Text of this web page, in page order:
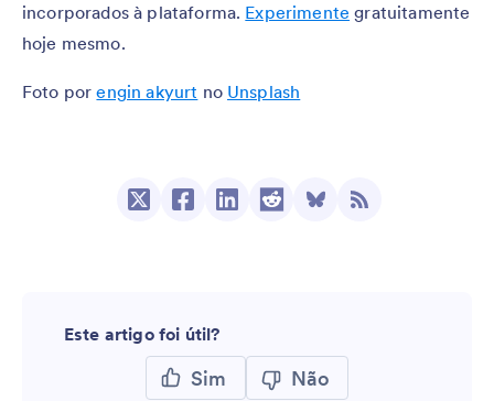
incorporados à plataforma. Experimente gratuitamente
hoje mesmo.
Foto porengin akyurt no Unsplash
Este artigo foi útil?
Sim Não